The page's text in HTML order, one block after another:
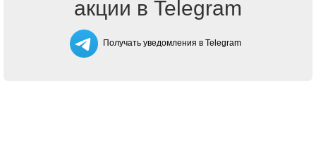
акции в Telegram
Получать уведомления в Telegram